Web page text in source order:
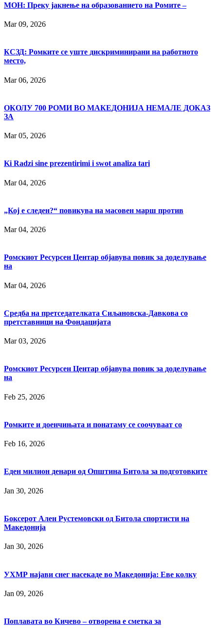
МОН: Преку јакнење на образованието на Ромите –
Mar 09, 2026
КСЗД: Ромките се уште дискриминирани на работното
место,
Mar 06, 2026
ОКОЛУ 700 РОМИ ВО МАКЕДОНИЈА НЕМАЛЕ ДОКАЗ
ЗА
Mar 05, 2026
Ki Radzi sine prezentirimi i swot analiza tari
Mar 04, 2026
„Кој е следен?“ повикува на масовен марш против
Mar 04, 2026
Ромскиот Ресурсен Центар објавува повик за доделување
на
Mar 04, 2026
Средба на претседателката Сиљановска-Давкова со
претставници на Фондацијата
Mar 03, 2026
Ромскиот Ресурсен Центар објавува повик за доделување
на
Feb 25, 2026
Ромките и доенчињата и понатаму се соочуваат со
Feb 16, 2026
Еден милион денари од Општина Битола за подготовките
Jan 30, 2026
Боксерот Ален Рустемовски од Битола спортисти на
Македонија
Jan 30, 2026
УХМР најави снег насекаде во Македонија: Еве колку
Jan 09, 2026
Поплавата во Кичево ‒ отворена е сметка за